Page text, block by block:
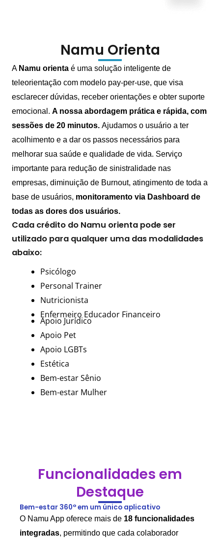
Namu Orienta
A Namu orienta é uma solução inteligente de
teleorientação com modelo pay-per-use, que visa
esclarecer dúvidas, receber orientações e obter suporte
emocional. A nossa abordagem prática e rápida, com
sessões de 20 minutos. Ajudamos o usuário a ter
acolhimento e a dar os passos necessários para
melhorar sua saúde e qualidade de vida. Serviço
importante para redução de sinistralidade nas
empresas, diminuição de Burnout, atingimento de toda a
base de usuários, monitoramento via Dashboard de
todas as dores dos usuários.
Cada crédito do Namu orienta pode ser
utilizado para qualquer uma das modalidades
abaixo:
Psicólogo
Personal Trainer
Nutricionista
Enfermeiro Educador Financeiro
Apoio Jurídico
Apoio Pet
Apoio LGBTs
Estética
Bem-estar Sênio
Bem-estar Mulher
Funcionalidades em
Destaque
Bem-estar 360° em um único aplicativo
O Namu App oferece mais de 18 funcionalidades
integradas, permitindo que cada colaborador